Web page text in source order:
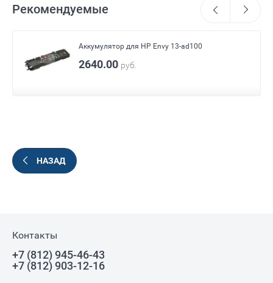
Рекомендуемые
Аккумулятор для HP Envy 13-ad100
2640.00 руб.
НАЗАД
Контакты
+7 (812) 945-46-43
+7 (812) 903-12-16